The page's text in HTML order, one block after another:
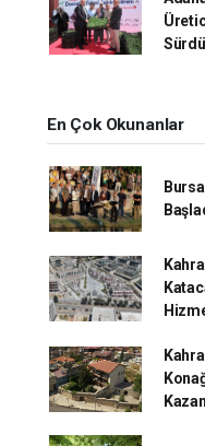
En Çok Okunanlar